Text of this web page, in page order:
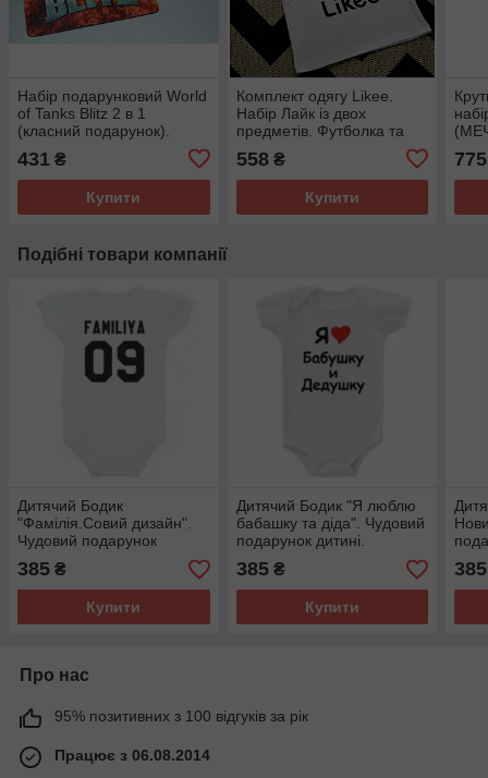
Набір подарунковий World
of Tanks Blitz 2 в 1
(класний подарунок).
431 ₴
Купити
Комплект одягу Likee.
Набір Лайк із двох
предметів. Футболка та
558₴
Купити
775
Подібні товари компанії
Дитячий Бодик
"Фамілія.Совий дизайн".
Чудовий подарунок
дитині.
385 ₴
Купити
Дитячий Бодик "Я люблю
бабашку та діда". Чудовий
подарунок дитині.
385₴
Купити
385
Про нас
95% позитивних з 100 відгуків за рік
Працює з 06.08.2014